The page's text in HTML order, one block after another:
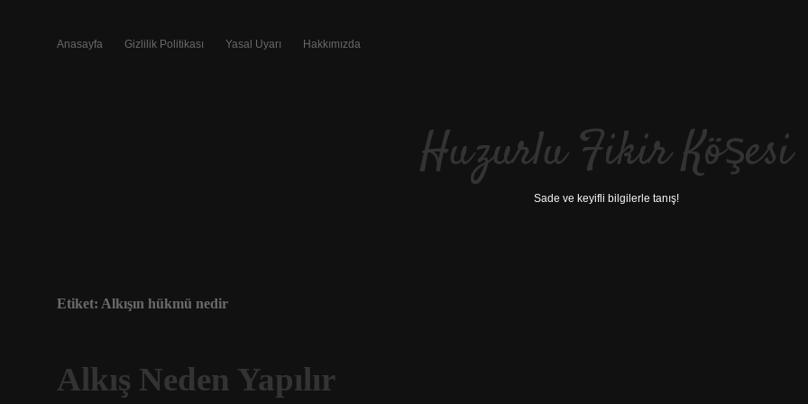
Anasayfa Gizlilik Politikası Yasal Uyarı Hakkımızda
Huzurlu Fikir Köşesi
Sade ve keyifli bilgilerle tanış!
Etiket: Alkışın hükmü nedir
Alkış Neden Yapılır